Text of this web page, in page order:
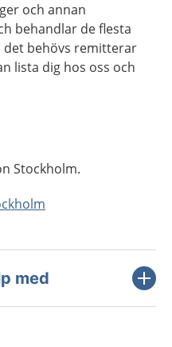
och annan
behandlar de flesta
det behövs remitterar
lista dig hos oss och
Stockholm.
med